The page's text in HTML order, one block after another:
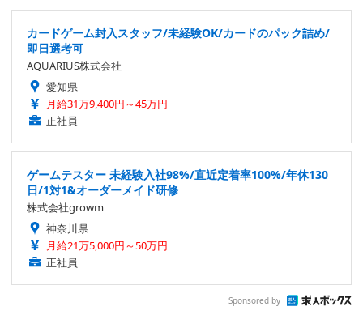
カードゲーム封入スタッフ/未経験OK/カードのパック詰め/
即日選考可
AQUARIUS株式会社
愛知県
月給31万9,400円～45万円
正社員
ゲームテスター 未経験入社98%/直近定着率100%/年休130
日/1対1&オーダーメイド研修
株式会社growm
神奈川県
月給21万5,000円～50万円
正社員
Sponsored by